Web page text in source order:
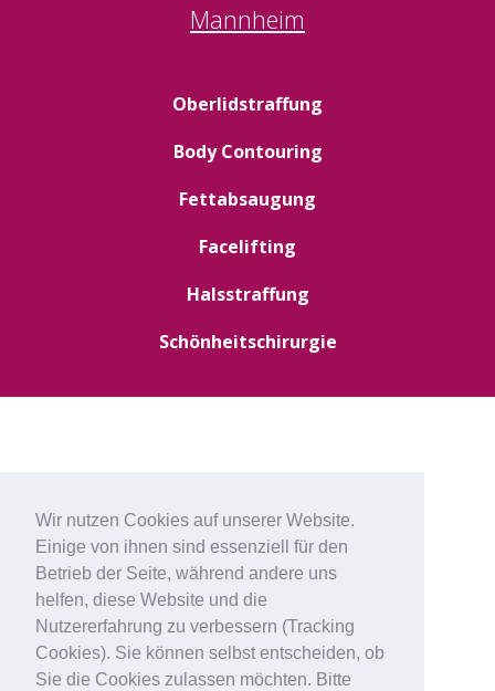
Wir nutzen Cookies auf unserer Website.
Einige von ihnen sind essenziell für den
Betrieb der Seite, während andere uns
helfen, diese Website und die
Nutzererfahrung zu verbessern (Tracking
Cookies). Sie können selbst entscheiden, ob
Sie die Cookies zulassen möchten. Bitte
Mannheim
Oberlidstraffung
Body Contouring
Fettabsaugung
Facelifting
Halsstraffung
Schönheitschirurgie